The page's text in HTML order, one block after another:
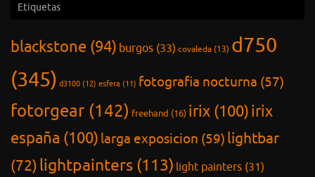
Etiquetas
blackstone (94) burgos (33) covaleda (13) d750
(345) d3100 (12) esfera (11) fotografia nocturna (57)
fotorgear (142) freehand (16) irix (100)irix
españa (100) larga exposicion (59) lightbar
(72)lightpainters (113) light painters (31)